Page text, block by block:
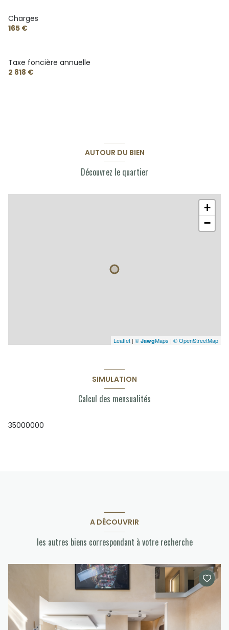
Charges
165 €
Taxe foncière annuelle
2 818 €
AUTOUR DU BIEN
Découvrez le quartier
+
−
Leaflet | © JawgMaps | © OpenStreetMap
SIMULATION
Calcul des mensualités
35000000
A DÉCOUVRIR
les autres biens correspondant à votre recherche